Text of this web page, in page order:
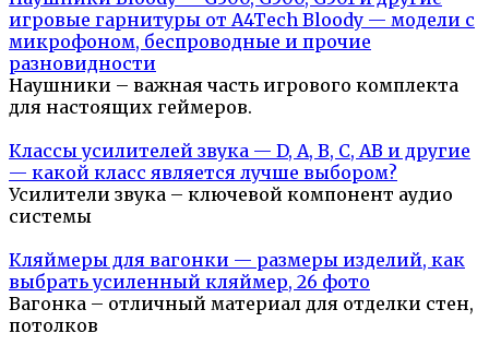
игровые гарнитуры от A4Tech Bloody — модели с
микрофоном, беспроводные и прочие
разновидности
Наушники – важная часть игрового комплекта
для настоящих геймеров.
Классы усилителей звука — D, A, B, C, AB и другие
— какой класс является лучше выбором?
Усилители звука – ключевой компонент аудио
системы
Кляймеры для вагонки — размеры изделий, как
выбрать усиленный кляймер, 26 фото
Вагонка – отличный материал для отделки стен,
потолков